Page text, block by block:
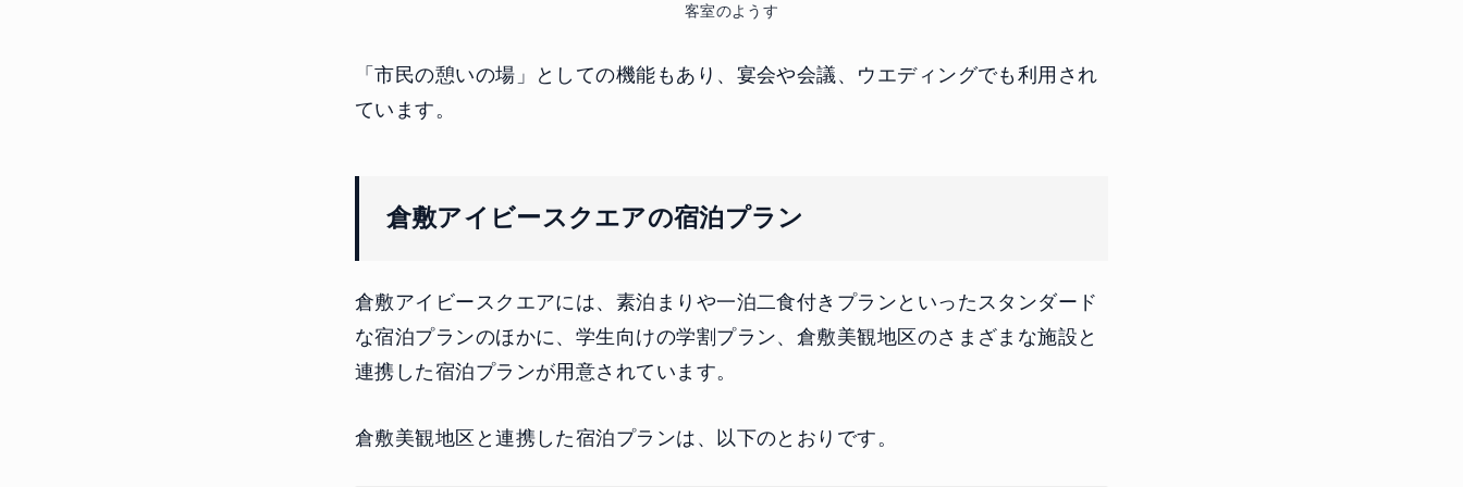
客室のようす
「市民の憩いの場」としての機能もあり、宴会や会議、ウエディングでも利用され
ています。
倉敷アイビースクエアの宿泊プラン
倉敷アイビースクエアには、素泊まりや一泊二食付きプランといったスタンダード
な宿泊プランのほかに、学生向けの学割プラン、倉敷美観地区のさまざまな施設と
連携した宿泊プランが用意されています。
倉敷美観地区と連携した宿泊プランは、以下のとおりです。